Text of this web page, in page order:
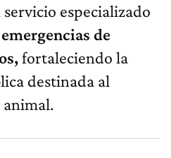
especializado
de
fortaleciendo la
destinada al